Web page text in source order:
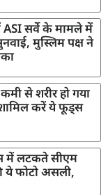
ASI सर्वे के मामले में
मुस्लिम पक्ष ने
से शरीर हो गया
करें ये फूड्स
में लटकते सीएम
ये फोटो असली,